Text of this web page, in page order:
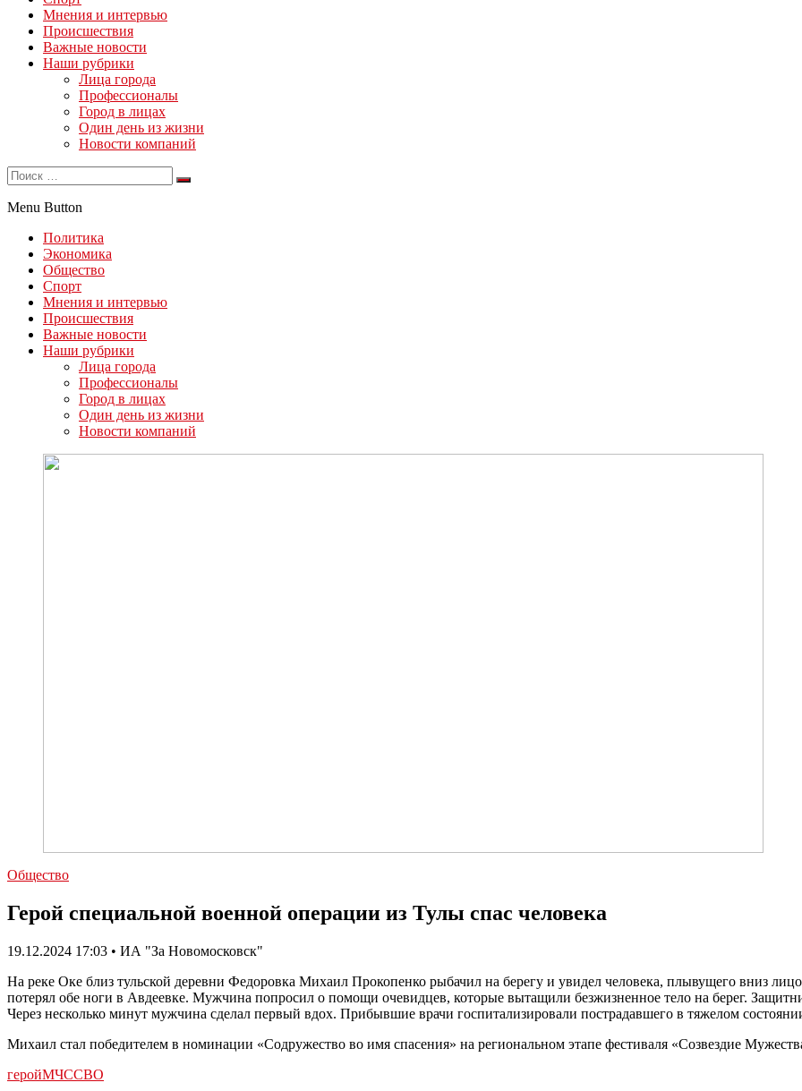
Мнения и интервью
Происшествия
Важные новости
Наши рубрики
Лица города
Профессионалы
Город в лицах
Один день из жизни
Новости компаний
Menu Button
Политика
Экономика
Общество
Спорт
Мнения и интервью
Происшествия
Важные новости
Наши рубрики
Лица города
Профессионалы
Город в лицах
Один день из жизни
Новости компаний
Общество
Герой специальной военной операции из Тулы спас человека
19.12.2024 17:03 • ИА "За Новомосковск"
На реке Оке близ тульской деревни Федоровка Михаил Прокопенко рыбачил на берегу и увидел человека, плывущего вниз
потерял обе ноги в Авдеевке. Мужчина попросил о помощи очевидцев, которые вытащили безжизненное тело на берег.
Через несколько минут мужчина сделал первый вдох. Прибывшие врачи госпитализировали пострадавшего в тяжелом
Михаил стал победителем в номинации «Содружество во имя спасения» на региональном этапе фестиваля «Созвездие
геройМЧССВО